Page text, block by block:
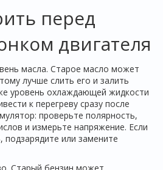
перед
двигателя
масла. Старое масло может
лучше слить его и залить
уровень охлаждающей жидкости
к перегреву сразу после
проверьте полярность,
и измерьте напряжение. Если
или замените